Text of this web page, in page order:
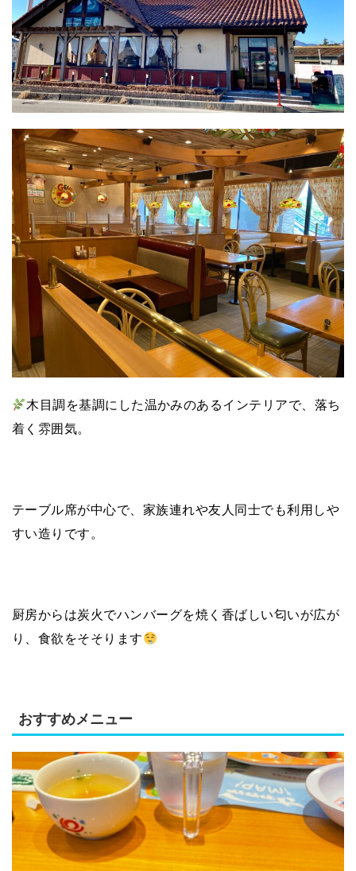
木目調を基調にした温かみのあるインテリアで、落ち
着く雰囲気。
テーブル席が中心で、家族連れや友人同士でも利用しや
すい造りです。
厨房からは炭火でハンバーグを焼く香ばしい匂いが広が
り、食欲をそそります
おすすめメニュー